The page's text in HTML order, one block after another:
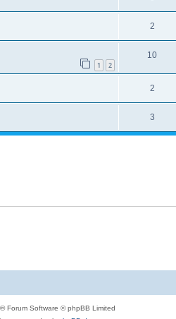
2
1 2
10
2
3
® Forum Software © phpBB Limited